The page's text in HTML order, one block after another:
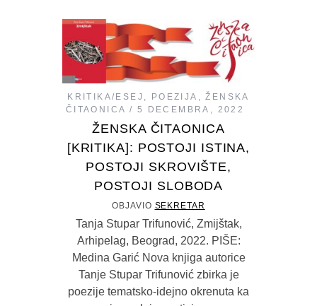
KRITIKA/ESEJ , POEZIJA ,ŽENSKA
ČITAONICA
5 DECEMBRA, 2022
ŽENSKA ČITAONICA
[KRITIKA]: POSTOJI ISTINA,
POSTOJI SKROVIŠTE,
POSTOJI SLOBODA
OBJAVIO SEKRETAR
Tanja Stupar Trifunović, Zmijštak,
Arhipelag, Beograd, 2022. PIŠE:
Medina Garić Nova knjiga autorice
Tanje Stupar Trifunović zbirka je
poezije tematsko-idejno okrenuta ka